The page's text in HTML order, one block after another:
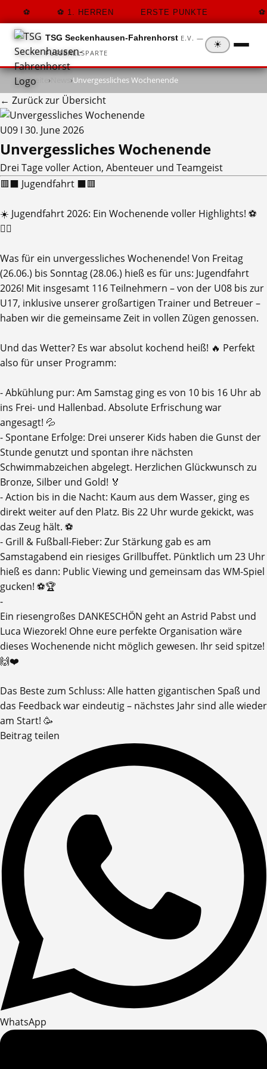
1. HERREN ERSTE PUNKTE
TSG Seckenhausen-Fahrenhorst E.V. —
FUSSBALLSPARTE
☀
Startseite › ›Unvergessliches Wochenende
← Zurück zur Übersicht
U09 I 30. June 2026
Unvergessliches Wochenende
Drei Tage voller Action, Abenteuer und Teamgeist
🟥⬛ Jugendfahrt ⬛🟥
​☀️ Jugendfahrt 2026: Ein Wochenende voller Highlights! ⚽
🏊‍♂️
​Was für ein unvergessliches Wochenende! Von Freitag
(26.06.) bis Sonntag (28.06.) hieß es für uns: Jugendfahrt
2026! Mit insgesamt 116 Teilnehmern – von der U08 bis zur
U17, inklusive unserer großartigen Trainer und Betreuer –
haben wir die gemeinsame Zeit in vollen Zügen genossen.
​Und das Wetter? Es war absolut kochend heiß! 🔥 Perfekt
also für unser Programm:
- ​Abkühlung pur: Am Samstag ging es von 10 bis 16 Uhr ab
ins Frei- und Hallenbad. Absolute Erfrischung war
angesagt! 💦
- ​Spontane Erfolge: Drei unserer Kids haben die Gunst der
Stunde genutzt und spontan ihre nächsten
Schwimmabzeichen abgelegt. Herzlichen Glückwunsch zu
Bronze, Silber und Gold! 🏅
- ​Action bis in die Nacht: Kaum aus dem Wasser, ging es
direkt weiter auf den Platz. Bis 22 Uhr wurde gekickt, was
das Zeug hält. ⚽
- ​Grill & Fußball-Fieber: Zur Stärkung gab es am
Samstagabend ein riesiges Grillbuffet. Pünktlich um 23 Uhr
hieß es dann: Public Viewing und gemeinsam das WM-Spiel
gucken! ⚽🏆
-
​Ein riesengroßes DANKESCHÖN geht an Astrid Pabst und
Luca Wiezorek! Ohne eure perfekte Organisation wäre
dieses Wochenende nicht möglich gewesen. Ihr seid spitze!
🙌❤️
​Das Beste zum Schluss: Alle hatten gigantischen Spaß und
das Feedback war eindeutig – nächstes Jahr sind alle wieder
am Start! 🥳
Beitrag teilen
WhatsApp